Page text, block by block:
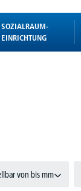
SOZIALRAUM-
EINRICHTUNG
von bis mm